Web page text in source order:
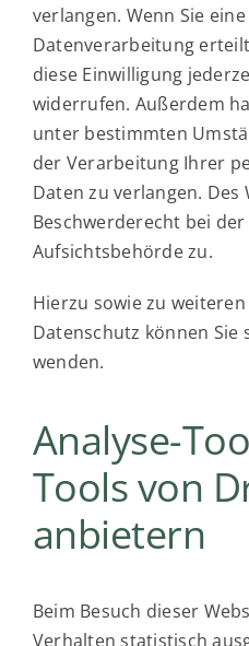
verlangen. Wenn Sie
Datenverarbeitung
diese Einwilligung
widerrufen. Außerdem
unter bestimmten
der Verarbeitung Ihrer
Daten zu verlangen.
Beschwerderecht bei
Aufsichtsbehörde zu.
Hierzu sowie zu
Datenschutz können Sie
wenden.
Analyse-
Tools von
anbietern
Beim Besuch dieser
Verhalten statistisch